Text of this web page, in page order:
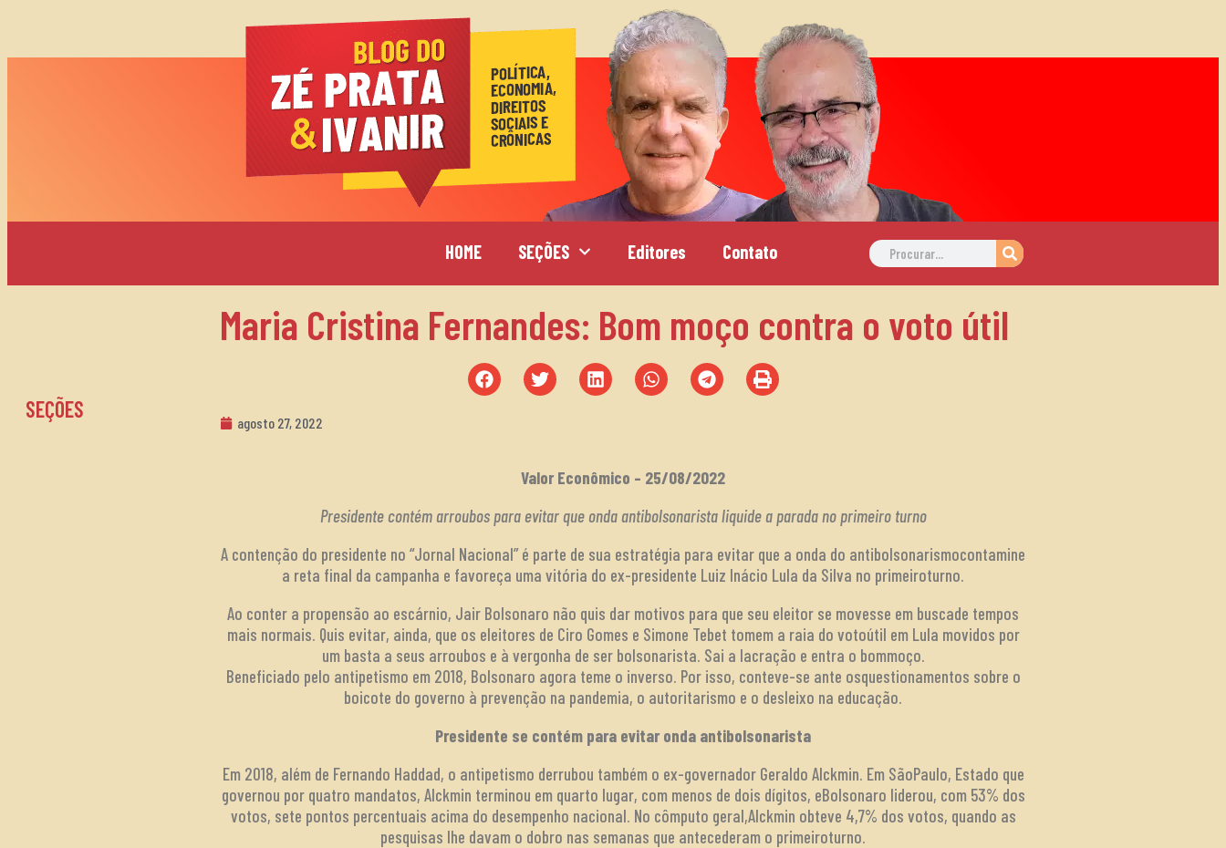
HOME SEÇÕES Editores Contato
SEÇÕES
Maria Cristina Fernandes: Bom moço contra o voto útil
agosto 27, 2022
Valor Econômico – 25/08/2022
Presidente contém arroubos para evitar que onda antibolsonarista liquide a parada no primeiro turno
A contenção do presidente no “Jornal Nacional” é parte de sua estratégia para evitar que a onda do antibolsonarismocontamine
a reta final da campanha e favoreça uma vitória do ex-presidente Luiz Inácio Lula da Silva no primeiroturno.
Ao conter a propensão ao escárnio, Jair Bolsonaro não quis dar motivos para que seu eleitor se movesse em buscade tempos
mais normais. Quis evitar, ainda, que os eleitores de Ciro Gomes e Simone Tebet tomem a raia do votoútil em Lula movidos por
um basta a seus arroubos e à vergonha de ser bolsonarista. Sai a lacração e entra o bommoço.
Beneficiado pelo antipetismo em 2018, Bolsonaro agora teme o inverso. Por isso, conteve-se ante osquestionamentos sobre o
boicote do governo à prevenção na pandemia, o autoritarismo e o desleixo na educação.
Presidente se contém para evitar onda antibolsonarista
Em 2018, além de Fernando Haddad, o antipetismo derrubou também o ex-governador Geraldo Alckmin. Em SãoPaulo, Estado que
governou por quatro mandatos, Alckmin terminou em quarto lugar, com menos de dois dígitos, eBolsonaro liderou, com 53% dos
votos, sete pontos percentuais acima do desempenho nacional. No cômputo geral,Alckmin obteve 4,7% dos votos, quando as
pesquisas lhe davam o dobro nas semanas que antecederam o primeiroturno.